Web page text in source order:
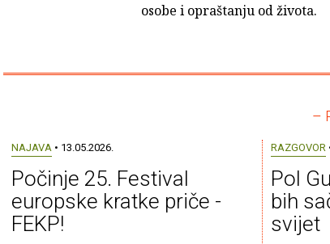
osobe i opraštanju od života.
–
NAJAVA • 13.05.2026.
Počinje 25. Festival
europske kratke priče -
FEKP!
RAZGOVOR
Pol
bih
svijet